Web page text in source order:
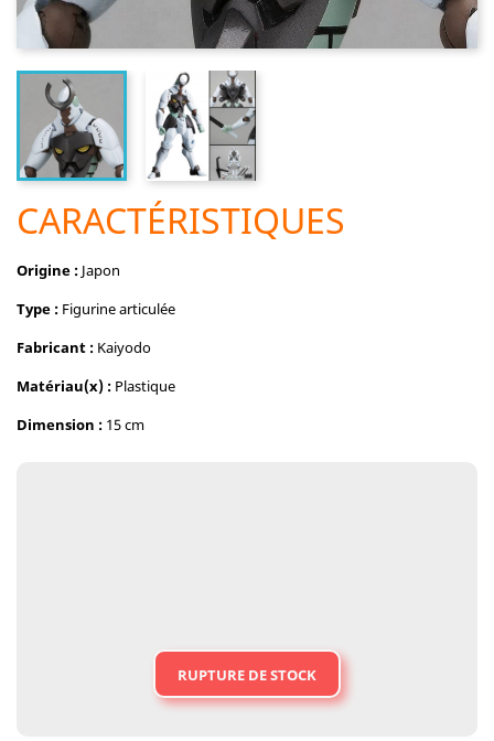
CARACTÉRISTIQUES
Origine : Japon
Type : Figurine articulée
Fabricant : Kaiyodo
Matériau(x) : Plastique
Dimension : 15 cm
RUPTURE DE STOCK